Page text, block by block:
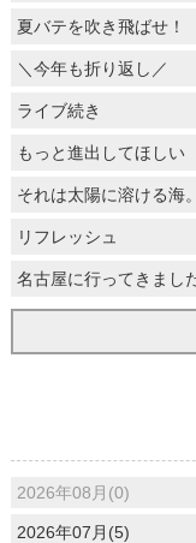
夏バテを吹き飛ばせ！
＼今年も折り返し／
ライブ続き
もっと進出してほしい
それは太陽に溶ける海。
リフレッシュ
名古屋に行ってきまし
2026年08月(0)
2026年07月(5)